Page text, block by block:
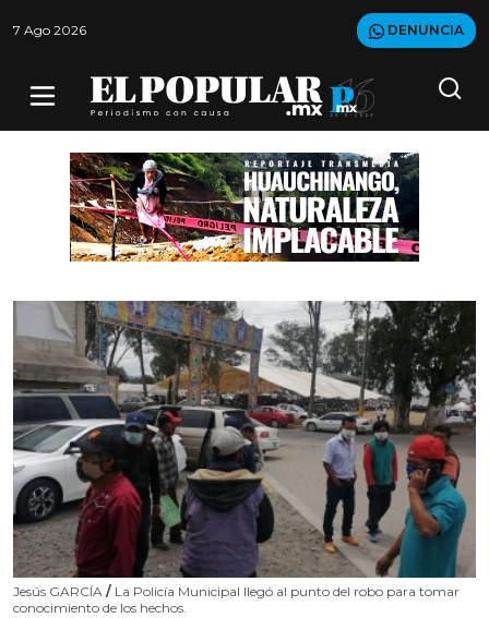
7 Ago 2026 DENUNCIA
Jesús GARCÍA / La Policía Municipal llegó al punto del robo para tomar
conocimiento de los hechos.